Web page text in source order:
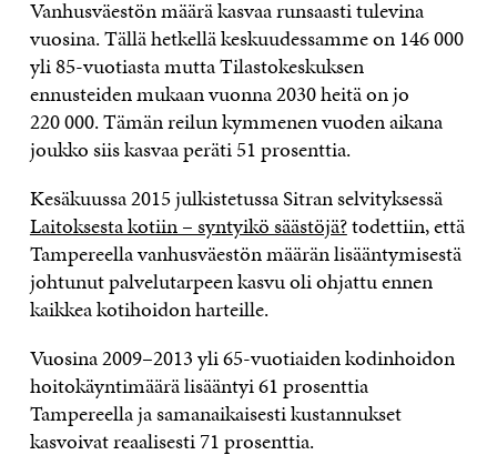
Vanhusväestön määrä kasvaa runsaasti tulevina
vuosina. Tällä hetkellä keskuudessamme on 146 000
yli 85-vuotiasta mutta Tilastokeskuksen
ennusteiden mukaan vuonna 2030 heitä on jo
220 000. Tämän reilun kymmenen vuoden aikana
joukko siis kasvaa peräti 51 prosenttia.
Kesäkuussa 2015 julkistetussa Sitran selvityksessä
Laitoksesta kotiin – syntyikö säästöjä?todettiin, että
Tampereella vanhusväestön määrän lisääntymisestä
johtunut palvelutarpeen kasvu oli ohjattu ennen
kaikkea kotihoidon harteille.
Vuosina 2009–2013 yli 65-vuotiaiden kodinhoidon
hoitokäyntimäärä lisääntyi 61 prosenttia
Tampereella ja samanaikaisesti kustannukset
kasvoivat reaalisesti 71 prosenttia.